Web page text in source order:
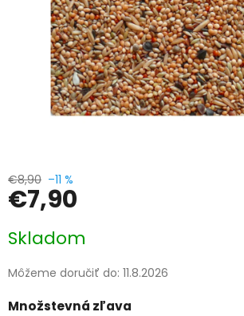
€8,90 –11 %
€7,90
cena:
Skladom
Môžeme doručiť do: 11.8.2026
Množstevná zľava